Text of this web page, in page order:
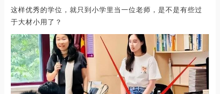
这样优秀的学位，就只到小学里当一位老师，是不是有些过
于大材小用了？